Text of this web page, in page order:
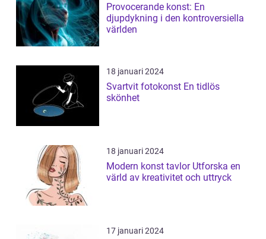
Provocerande konst: En
djupdykning i den kontroversiella
världen
18 januari 2024
Svartvit fotokonst En tidlös
skönhet
18 januari 2024
Modern konst tavlor Utforska en
värld av kreativitet och uttryck
17 januari 2024